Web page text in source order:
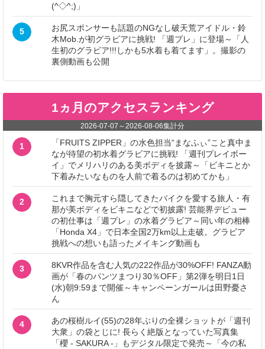
(^◇^;)」
5
お尻スポンサーも話題のNGなし破天荒アイドル・鈴
木Mob.が初グラビアに挑戦! 「週プレ」に登場～「人
生初のグラビア!!!しかも5水着も着てます」。撮影の
裏側動画も公開
1ヵ月のアクセスランキング
2026-07-07 ～2026-08-06集計分
1
「FRUITS ZIPPER」の水色担当“まなふぃ”こと真中ま
なが待望の初水着グラビアに挑戦! 「週刊プレイボー
イ」でメリハリのある美ボディを披露～「ビキニとか
下着みたいなものを人前で着るのは初めてかも」
2
これまで胸元すら隠してきたバイクを愛する旅人・有
那が美ボディをビキニなどで初披露! 芸能界デビュー
の初仕事は「週プレ」の水着グラビア～同い年の相棒
「Honda X4」で日本全国2万km以上走破。グラビア
挑戦への想いも語ったメイキング動画も
3
8KVR作品を含む人気の222作品が30%OFF! FANZA動
画が「春のパンツまつり30％OFF」第2弾を明日1日
(水)朝9:59まで開催～キャンペーンガールは田野憂さ
ん
4
あの桜樹ルイ(55)の28年ぶりの全裸ショットが「週刊
大衆」の袋とじに! 長らく絶版となっていた写真集
「櫻 - SAKURA -」もデジタル限定で発売～「今の私